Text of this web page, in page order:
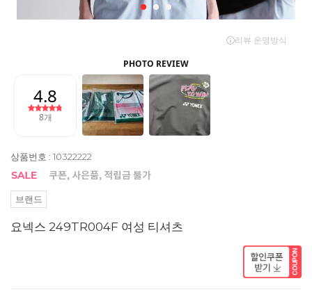
상품번호 : 10322222
브랜드
요넥스 249TR004F 여성 티셔츠